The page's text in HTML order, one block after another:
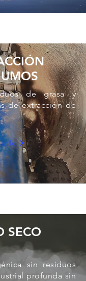
de grasa y
de extracción de
info
SECO
sin residuos
profunda sin